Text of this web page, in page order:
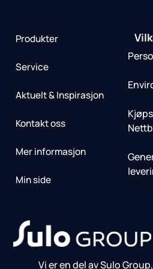
Produkter
Service
Aktuelt & Inspirasjon
Kontakt oss
Mer informasjon
Min side
Vi er en del av Sulo